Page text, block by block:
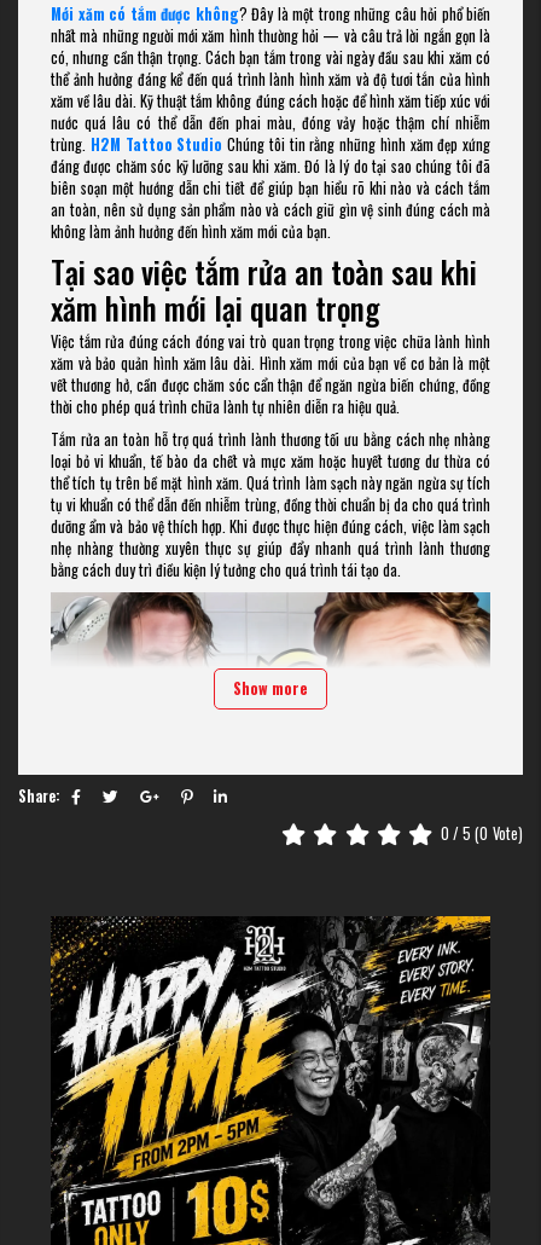
Mới xăm có tắm được không? Đây là một trong những câu hỏi phổ biến
nhất mà những người mới xăm hình thường hỏi — và câu trả lời ngắn gọn là
có, nhưng cần thận trọng. Cách bạn tắm trong vài ngày đầu sau khi xăm có
thể ảnh hưởng đáng kể đến quá trình lành hình xăm và độ tươi tắn của hình
xăm về lâu dài. Kỹ thuật tắm không đúng cách hoặc để hình xăm tiếp xúc với
nước quá lâu có thể dẫn đến phai màu, đóng vảy hoặc thậm chí nhiễm
trùng. H2M Tattoo Studio Chúng tôi tin rằng những hình xăm đẹp xứng
đáng được chăm sóc kỹ lưỡng sau khi xăm. Đó là lý do tại sao chúng tôi đã
biên soạn một hướng dẫn chi tiết để giúp bạn hiểu rõ khi nào và cách tắm
an toàn, nên sử dụng sản phẩm nào và cách giữ gìn vệ sinh đúng cách mà
không làm ảnh hưởng đến hình xăm mới của bạn.
Tại sao việc tắm rửa an toàn sau khi
xăm hình mới lại quan trọng
Việc tắm rửa đúng cách đóng vai trò quan trọng trong việc chữa lành hình
xăm và bảo quản hình xăm lâu dài. Hình xăm mới của bạn về cơ bản là một
vết thương hở, cần được chăm sóc cẩn thận để ngăn ngừa biến chứng, đồng
thời cho phép quá trình chữa lành tự nhiên diễn ra hiệu quả.
Tắm rửa an toàn hỗ trợ quá trình lành thương tối ưu bằng cách nhẹ nhàng
loại bỏ vi khuẩn, tế bào da chết và mực xăm hoặc huyết tương dư thừa có
thể tích tụ trên bề mặt hình xăm. Quá trình làm sạch này ngăn ngừa sự tích
tụ vi khuẩn có thể dẫn đến nhiễm trùng, đồng thời chuẩn bị da cho quá trình
dưỡng ẩm và bảo vệ thích hợp. Khi được thực hiện đúng cách, việc làm sạch
nhẹ nhàng thường xuyên thực sự giúp đẩy nhanh quá trình lành thương
bằng cách duy trì điều kiện lý tưởng cho quá trình tái tạo da.
đang lành mỏng manh, trong khi ngâm hoặc ngâm nước có thể đưa vi khuẩn
có hại vào cơ thể hoặc gây sưng tấy quá mức. Hiểu rõ những rủi ro này sẽ
giúp bạn hiểu được lý do tại sao cần có các hướng dẫn cụ thể và tại sao việc
tuân thủ chúng một cách cẩn thận sẽ bảo vệ cả sức khỏe lẫn sự đầu tư nghệ
thuật của bạn.
Bằng cách nắm vững các kỹ thuật tắm rửa đúng cách ngay từ đầu hành
trình xăm hình, bạn sẽ hình thành thói quen giúp duy trì độ tươi tắn và độ
trong suốt của hình xăm trong nhiều năm tới. Thời gian đầu tư vào việc học
các phương pháp đúng đắn trong giai đoạn phục hồi sẽ mang lại kết quả mỹ
mãn, hình xăm lành đẹp, giữ nguyên được hiệu ứng và chi tiết ban đầu.
>>>> THỬ NGAY:Nên làm gì sau khi xăm Để Vết Thương Mau Lành
Khi nào bạn có thể tắm sau khi xăm
Show more
Share:
0 / 5 (0 Vote)